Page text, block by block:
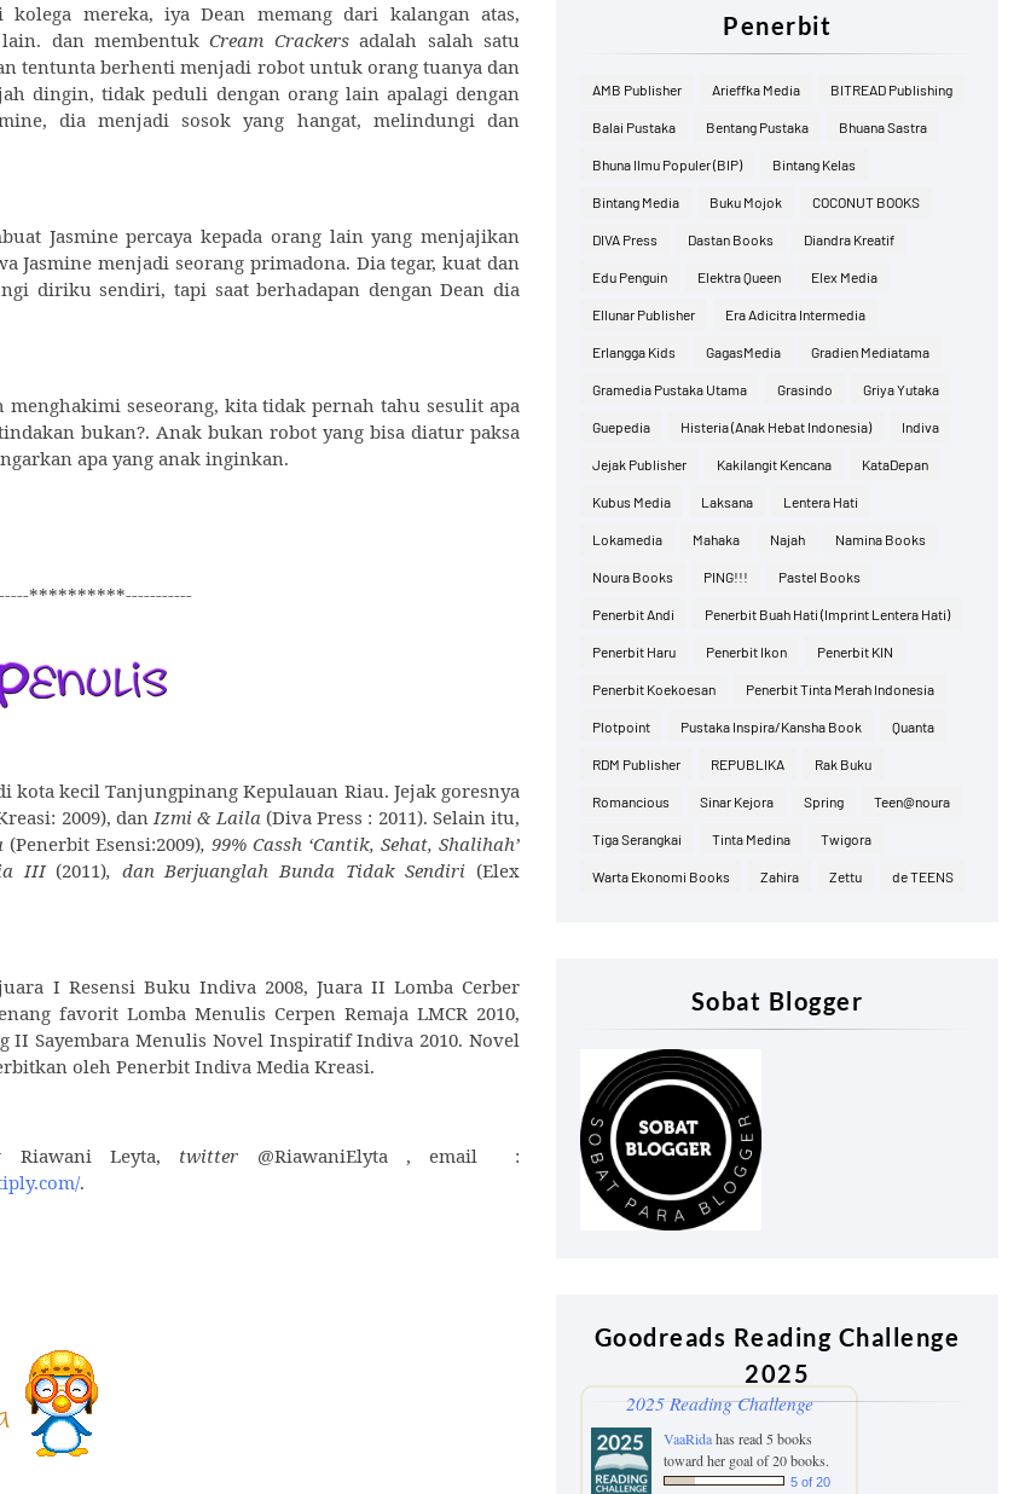
mereka, iya Dean memang dari kalangan atas,
dan membentukCream Crackersadalah salah satu
tentunta berhenti menjadi robot untuk orang tuanya dan
dingin, tidak peduli dengan orang lain apalagi dengan
dia menjadi sosok yang hangat, melindungi dan
Jasmine percaya kepada orang lain yang menjajikan
Jasmine menjadi seorang primadona. Dia tegar, kuat dan
diriku sendiri, tapi saat berhadapan dengan Dean dia
seseorang, kita tidak pernah tahu sesulit apa
bukan?. Anak bukan robot yang bisa diatur paksa
apa yang anak inginkan.
**********-----------
kecil Tanjungpinang Kepulauan Riau. Jejak goresnya
2009), danIzmi & Laila (Diva Press : 2011). Selain itu,
(Penerbit Esensi:2009), 99% Cassh ‘Cantik, Sehat, Shalihah’
III (2011), dan Berjuanglah Bunda Tidak Sendiri (Elex
I Resensi Buku Indiva 2008, Juara II Lomba Cerber
favorit Lomba Menulis Cerpen Remaja LMCR 2010,
II Sayembara Menulis Novel Inspiratif Indiva 2010. Novel
oleh Penerbit Indiva Media Kreasi.
Riawani Leyta, twitter @RiawaniElyta , email
:
.
Penerbit
AMB Publisher Arieffka Media BITREAD Publishing
Balai Pustaka Bentang Pustaka Bhuana Sastra
Bhuna Ilmu Populer (BIP) Bintang Kelas
Bintang Media Buku Mojok COCONUT BOOKS
DIVA Press Dastan Books Diandra Kreatif
Edu Penguin Elektra Queen Elex Media
Ellunar Publisher Era Adicitra Intermedia
Erlangga Kids GagasMedia Gradien Mediatama
Gramedia Pustaka Utama Grasindo Griya Yutaka
Guepedia Histeria (Anak Hebat Indonesia) Indiva
Jejak Publisher Kakilangit Kencana KataDepan
Kubus Media Laksana Lentera Hati
Lokamedia Mahaka Najah Namina Books
Noura Books PING!!! Pastel Books
Penerbit Andi Penerbit Buah Hati (Imprint Lentera Hati)
Penerbit Haru Penerbit Ikon Penerbit KIN
Penerbit Koekoesan Penerbit Tinta Merah Indonesia
Plotpoint Pustaka Inspira/Kansha Book Quanta
RDM Publisher REPUBLIKA Rak Buku
Romancious Sinar Kejora Spring Teen@noura
Tiga Serangkai Tinta Medina Twigora
Warta Ekonomi Books Zahira Zettu de TEENS
Sobat Blogger
Goodreads Reading Challenge
2025
2025 Reading Challenge
VaaRidahas read 5 books
toward her goal of 20 books.
5 of 20